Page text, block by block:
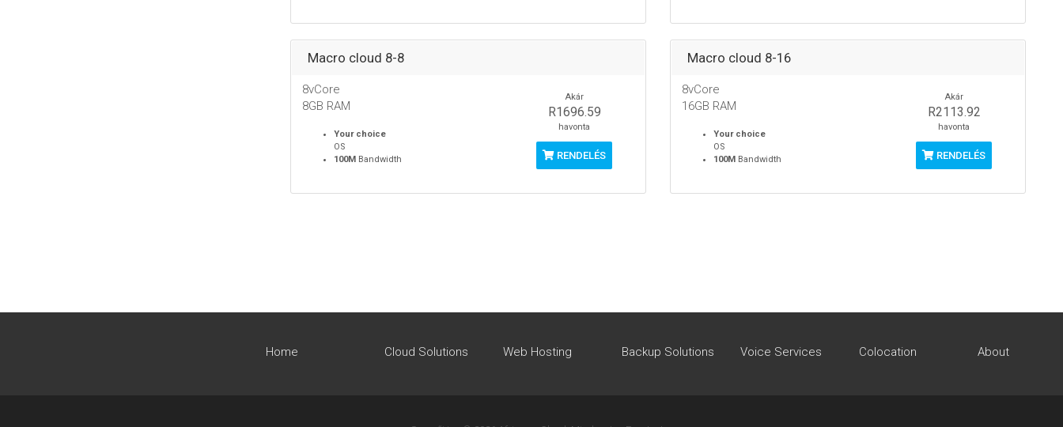
Macro cloud 8-8
8vCore
8GB RAM
Your choice
OS
100M Bandwidth
Akár
R1696.59
havonta
RENDELÉS
Macro cloud 8-16
8vCore
16GB RAM
Your choice
OS
100M Bandwidth
Akár
R2113.92
havonta
RENDELÉS
Home Cloud Solutions Web Hosting Backup Solutions Voice Services Colocation About